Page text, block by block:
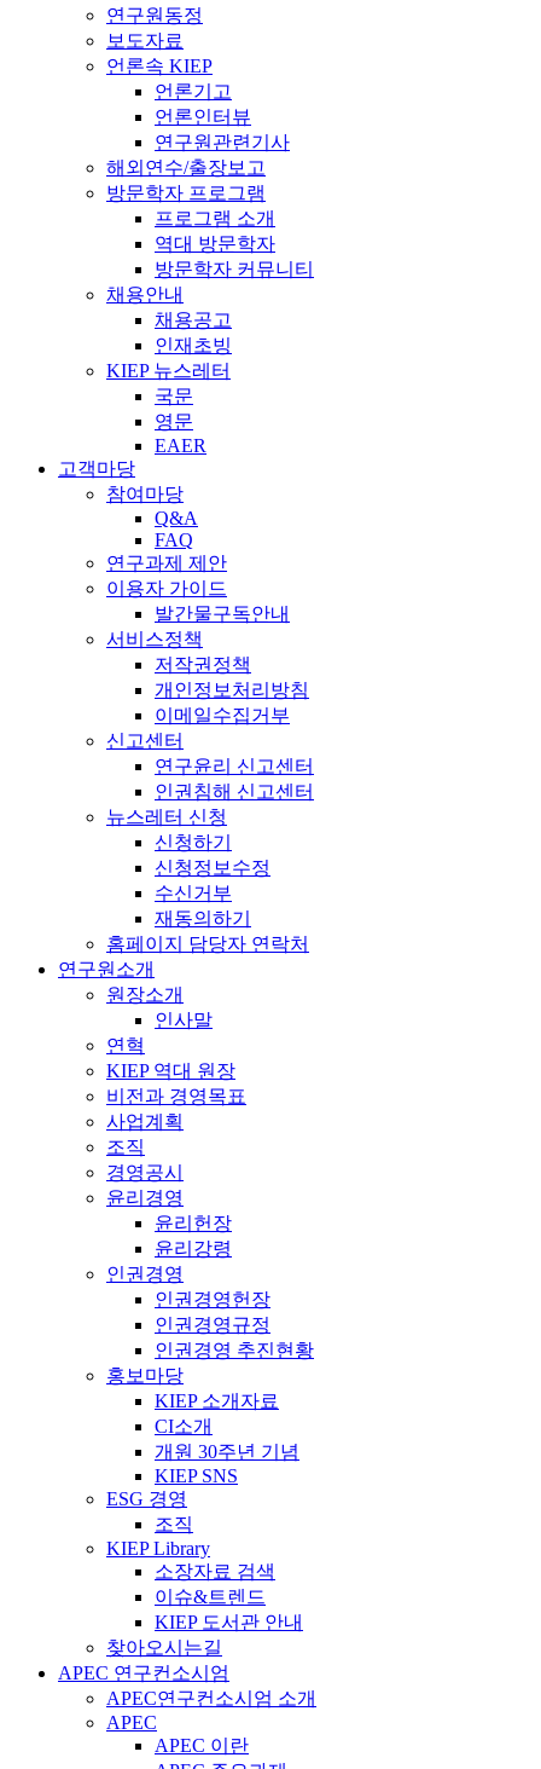
연구원동정
보도자료
언론속 KIEP
언론기고
언론인터뷰
연구원관련기사
해외연수/출장보고
방문학자 프로그램
프로그램 소개
역대 방문학자
방문학자 커뮤니티
채용안내
채용공고
인재초빙
KIEP 뉴스레터
국문
영문
EAER
고객마당
참여마당
Q&A
FAQ
연구과제 제안
이용자 가이드
발간물구독안내
서비스정책
저작권정책
개인정보처리방침
이메일수집거부
신고센터
연구윤리 신고센터
인권침해 신고센터
뉴스레터 신청
신청하기
신청정보수정
수신거부
재동의하기
홈페이지 담당자 연락처
연구원소개
원장소개
인사말
연혁
KIEP 역대 원장
비전과 경영목표
사업계획
조직
경영공시
윤리경영
윤리헌장
윤리강령
인권경영
인권경영헌장
인권경영규정
인권경영 추진현황
홍보마당
KIEP 소개자료
CI소개
개원 30주년 기념
KIEP SNS
ESG 경영
조직
KIEP Library
소장자료 검색
이슈&트렌드
KIEP 도서관 안내
찾아오시는길
APEC 연구컨소시엄
APEC연구컨소시엄 소개
APEC
APEC 이란